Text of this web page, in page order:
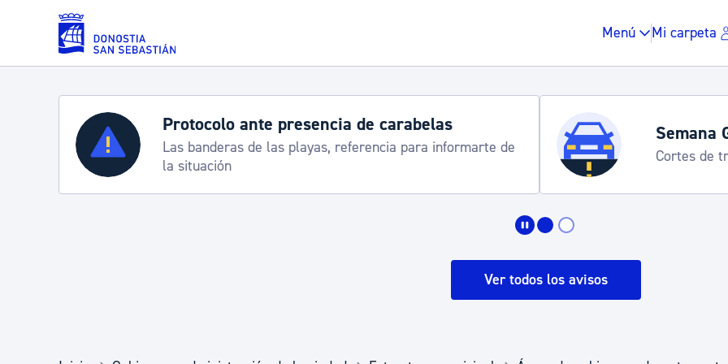
Saltar al contenido principal
Menú Mi carpeta
Servicios
Padrón y asuntos personales
Espacio público,
Protocolo ante presencia de carabelas
Las banderas de las playas, referencia para informarte de
Semana Grande 2026
Cortes de tráfico y servicios
Ver todos los avisos